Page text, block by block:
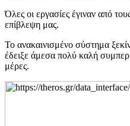
Όλες οι εργασίες έγιναν από
επίβλεψη μας.
Το ανακαινισμένο σύστημα
έδειξε άμεσα πολύ καλή
μέρες.